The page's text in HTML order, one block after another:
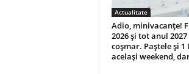
Actualitate
Adio, minivacanțe!
2026 și tot anul
coșmar. Paștele și 1
același weekend,